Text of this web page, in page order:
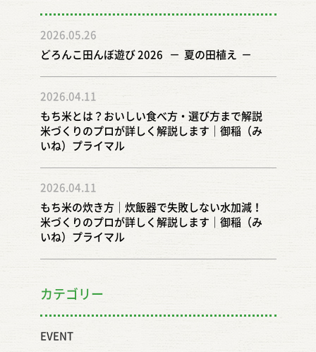
2026.05.26
どろんこ田んぼ遊び 2026 － 夏の田植え －
2026.04.11
もち米とは？おいしい食べ方・選び方まで解説
米づくりのプロが詳しく解説します｜御稲（み
いね）プライマル
2026.04.11
もち米の炊き方｜炊飯器で失敗しない水加減！
米づくりのプロが詳しく解説します｜御稲（み
いね）プライマル
カテゴリー
EVENT